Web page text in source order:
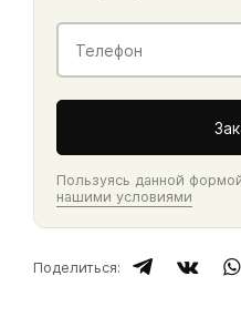
Пользуясь данной
нашими условиями
Поделиться: